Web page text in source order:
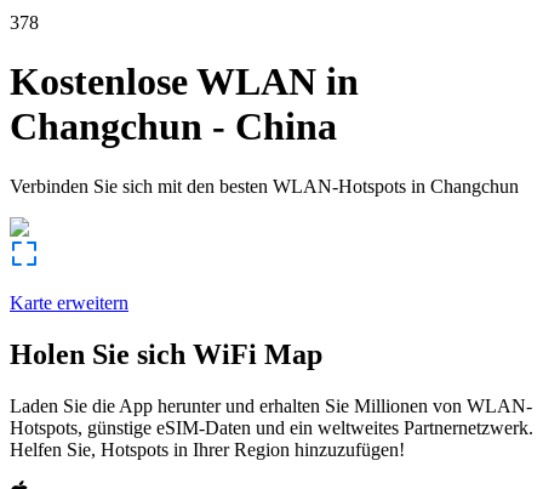
378
Kostenlose WLAN in
Changchun - China
Verbinden Sie sich mit den besten WLAN-Hotspots in Changchun
Karte erweitern
Holen Sie sich WiFi Map
Laden Sie die App herunter und erhalten Sie Millionen von WLAN-
Hotspots, günstige eSIM-Daten und ein weltweites Partnernetzwerk.
Helfen Sie, Hotspots in Ihrer Region hinzuzufügen!